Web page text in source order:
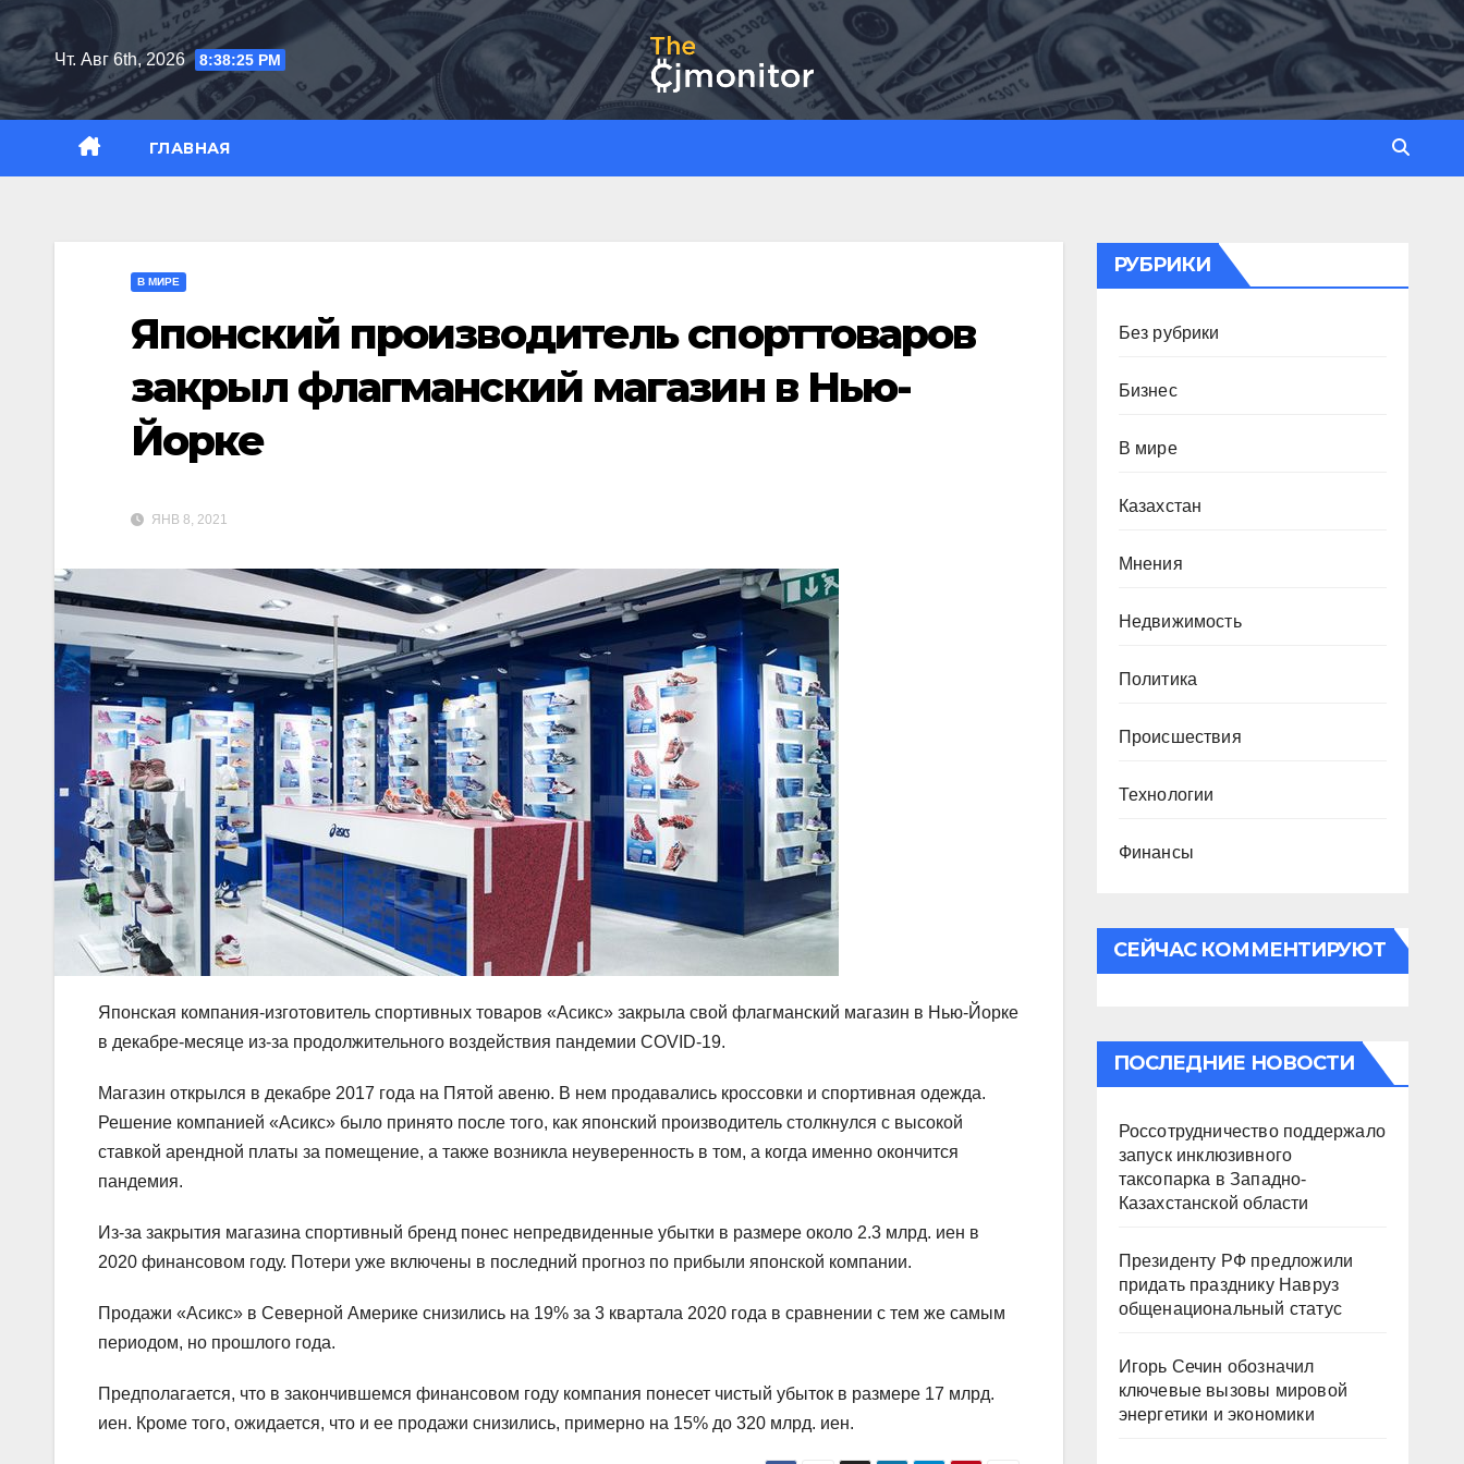
Перейти
к
содержимому
Чт. Авг 6th, 2026 8:38:26 PM
ГЛАВНАЯ
В МИРЕ
Японский производитель спорттоваров
закрыл флагманский магазин в Нью-
Йорке
ЯНВ 8, 2021
Японская компания-изготовитель спортивных товаров «Асикс» закрыла свой флагманский магазин в Нью-Йорке
в декабре-месяце из-за продолжительного воздействия пандемии COVID-19.
Магазин открылся в декабре 2017 года на Пятой авеню. В нем продавались кроссовки и спортивная одежда.
Решение компанией «Асикс» было принято после того, как японский производитель столкнулся с высокой
ставкой арендной платы за помещение, а также возникла неуверенность в том, а когда именно окончится
пандемия.
Из-за закрытия магазина спортивный бренд понес непредвиденные убытки в размере около 2.3 млрд. иен в
2020 финансовом году. Потери уже включены в последний прогноз по прибыли японской компании.
Продажи «Асикс» в Северной Америке снизились на 19% за 3 квартала 2020 года в сравнении с тем же самым
периодом, но прошлого года.
Предполагается, что в закончившемся финансовом году компания понесет чистый убыток в размере 17 млрд.
иен. Кроме того, ожидается, что и ее продажи снизились, примерно на 15% до 320 млрд. иен.
РУБРИКИ
Без рубрики
Бизнес
В мире
Казахстан
Мнения
Недвижимость
Политика
Происшествия
Технологии
Финансы
СЕЙЧАС КОММЕНТИРУЮТ
ПОСЛЕДНИЕ НОВОСТИ
Россотрудничество поддержало
запуск инклюзивного
таксопарка в Западно-
Казахстанской области
Президенту РФ предложили
придать празднику Навруз
общенациональный статус
Игорь Сечин обозначил
ключевые вызовы мировой
энергетики и экономики